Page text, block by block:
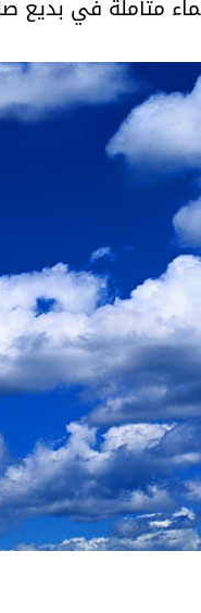
متأملة في بديع
والمدير السابق
منتدى (
الاجتماعية ) فرصة
الرياضة والعمل